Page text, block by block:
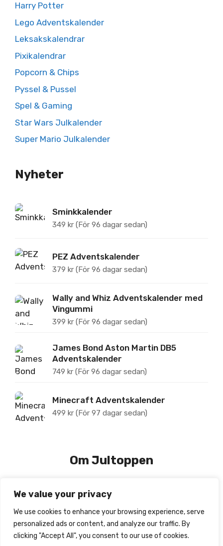
We value your privacy
We use cookies to enhance your browsing experience, serve
personalized ads or content, and analyze our traffic. By
clicking "Accept All", you consent to our use of cookies.
Harry Potter
Lego Adventskalender
Leksakskalendrar
Pixikalendrar
Popcorn & Chips
Pyssel & Pussel
Spel & Gaming
Star Wars Julkalender
Super Mario Julkalender
Nyheter
Sminkkalender
349 kr (För 96 dagar sedan)
PEZ Adventskalender
379 kr (För 96 dagar sedan)
Wally and Whiz Adventskalender med
Vingummi
399 kr (För 96 dagar sedan)
James Bond Aston Martin DB5
Adventskalender
749 kr (För 96 dagar sedan)
Minecraft Adventskalender
499 kr (För 97 dagar sedan)
Om Jultoppen
Jultoppen.se tipsar om, prisjämför och recenserar
julkalendrar för barn.
Webbplatsen drivs av Edclick AB | Org-nr: 559022-4076
| info@jultoppen.se